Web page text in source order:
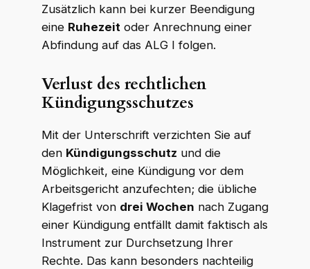
Zusätzlich kann bei kurzer Beendigung
eine Ruhezeitoder Anrechnung einer
Abfindung auf das ALG I folgen.
Verlust des rechtlichen
Kündigungsschutzes
Mit der Unterschrift verzichten Sie auf
den Kündigungsschutz und die
Möglichkeit, eine Kündigung vor dem
Arbeitsgericht anzufechten; die übliche
Klagefrist von drei Wochen nach Zugang
einer Kündigung entfällt damit faktisch als
Instrument zur Durchsetzung Ihrer
Rechte. Das kann besonders nachteilig